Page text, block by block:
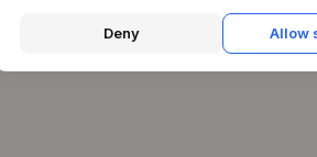
Deny Allow